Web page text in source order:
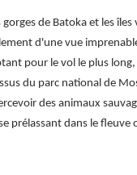
gorges de Batoka et les îles
d'une vue
pour le vol le plus
du parc national de
des animaux
prélassant dans le fleuve